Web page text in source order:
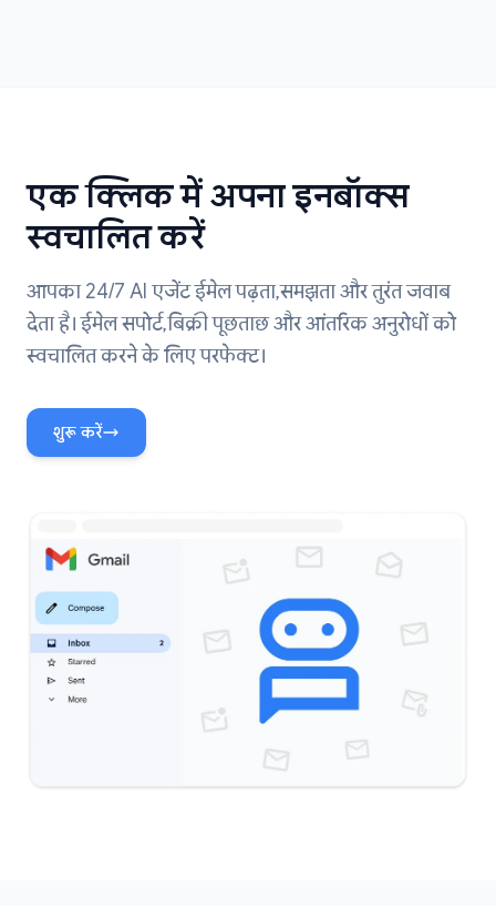
एक क्लिक में अपना इनबॉक्स
स्वचालित करें
आपका 24/7 AI एजेंट ईमेल पढ़ता, समझता और तुरंत जवाब
देता है। ईमेल सपोर्ट, बिक्री पूछताछ और आंतरिक अनुरोधों को
स्वचालित करने के लिए परफेक्ट।
शुरू करें